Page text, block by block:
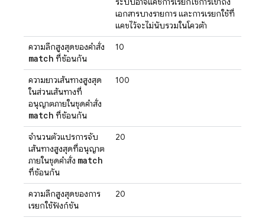
เอกสารบางรายการ และการเรียกใช้ที่
แคชไว้จะไม่นับรวมในโควต้า
ความลึกสูงสุดของคำสั่ง
match ที่ซ้อนกัน
10
ความยาวเส้นทางสูงสุด
ในส่วนเส้นทางที่
อนุญาตภายในชุดคำสั่ง
match ที่ซ้อนกัน
100
จำนวนตัวแปรการจับ
เส้นทางสูงสุดที่อนุญาต
ภายในชุดคำสั่ง match
ที่ซ้อนกัน
20
ความลึกสูงสุดของการ
เรียกใช้ฟังก์ชัน
20